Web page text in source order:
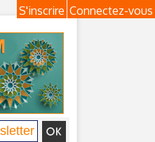
Connectez-vous
S'inscrire